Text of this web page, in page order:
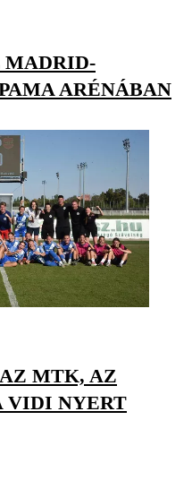
MADRID-
ARÉNÁBAN
MTK, AZ
VIDI NYERT